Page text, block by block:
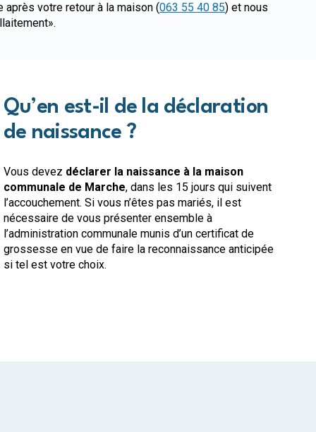
votre retour à la maison (063 55 40 85) et nous
Qu’en est-il de la déclaration
de naissance ?
Vous devez déclarer la naissance à la maison
communale de Marche, dans les 15 jours qui suivent
l’accouchement. Si vous n’êtes pas mariés, il est
nécessaire de vous présenter ensemble à
l’administration communale munis d’un certificat de
grossesse en vue de faire la reconnaissance anticipée
si tel est votre choix.